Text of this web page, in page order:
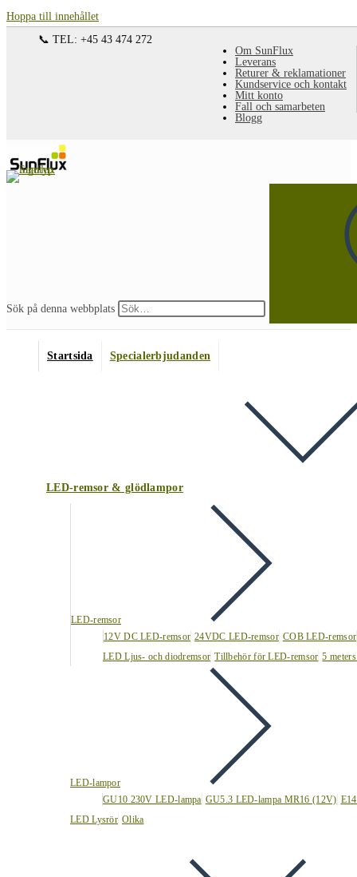
Hoppa till innehållet
Om SunFlux
Leverans
Returer & reklamationer
Kundservice och kontakt
Mitt konto
Fall och samarbeten
Blogg
📞 TEL: +45 43 474 272
Sök på denna webbplats
Startsida Specialerbjudanden
LED-remsor & glödlampor
LED-remsor
12V DC LED-remsor 24VDC LED-remsor COB LED-remsor
LED Ljus- och diodremsor Tillbehör för LED-remsor 5
LED-lampor
GU10 230V LED-lampa GU5.3 LED-lampa MR16 (12V)
LED Lysrör Olika